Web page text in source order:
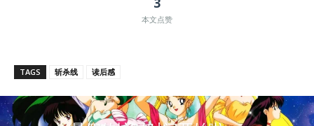
本文点赞
TAGS 斩杀线 读后感